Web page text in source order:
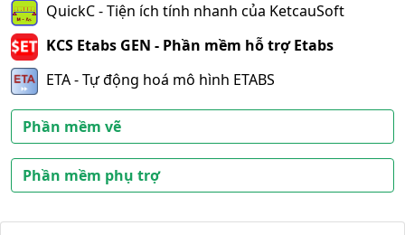
QuickC - Tiện ích tính nhanh của KetcauSoft
KCS Etabs GEN - Phần mềm hỗ trợ Etabs
ETA - Tự động hoá mô hình ETABS
Phần mềm vẽ
Phần mềm phụ trợ